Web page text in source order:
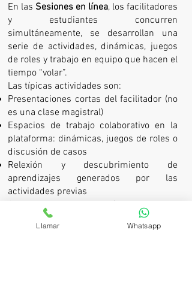
En las Sesiones en línea, los facilitadores
y estudiantes concurren
simultáneamente, se desarrollan una
serie de actividades, dinámicas, juegos
de roles y trabajo en equipo que hacen el
tiempo “volar”.
Las típicas actividades son:
Presentaciones cortas del facilitador (no
es una clase magistral)
Espacios de trabajo colaborativo en la
plataforma: dinámicas, juegos de roles o
discusión de casos
Relexión y descubrimiento de
aprendizajes generados por las
actividades previas
Cuestionamiento a través de retos y
desafíos individuales y de grupo las que
generan nuevas oportunidades de
Llamar Whatsapp